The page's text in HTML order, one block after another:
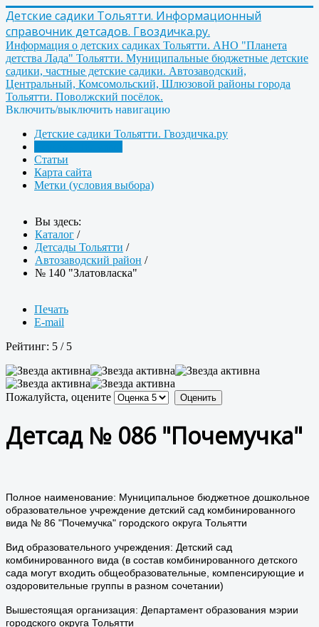
Детские садики Тольятти. Информационный
справочник детсадов. Гвоздичка.ру.
Информация о детских садиках Тольятти. АНО "Планета
детства Лада" Тольятти. Муниципальные бюджетные детские
садики, частные детские садики. Автозаводский,
Центральный, Комсомольский, Шлюзовой районы города
Тольятти. Поволжский посёлок.
Включить/выключить навигацию
Детские садики Тольятти. Гвоздичка.ру
Статьи
Карта сайта
Метки (условия выбора)
Вы здесь:
Каталог /
Детсады Тольятти /
Автозаводский район /
№ 140 "Златовласка"
Печать
E-mail
Рейтинг: 5 / 5
Пожалуйста, оцените
Детсад № 086 "Почемучка"
Полное наименование: Муниципальное бюджетное дошкольное
образовательное учреждение детский сад комбинированного
вида № 86 "Почемучка" городского округа Тольятти
Вид образовательного учреждения: Детский сад
комбинированного вида (в состав комбинированного детского
сада могут входить общеобразовательные, компенсирующие и
оздоровительные группы в разном сочетании)
Вышестоящая организация: Департамент образования мэрии
городского округа Тольятти